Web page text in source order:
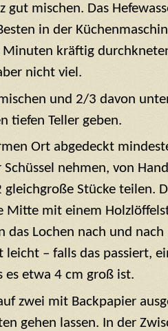
gut mischen. Das
in der
Minuten kräftig
nicht viel.
und 2/3 davon
tiefen Teller geben.
Ort abgedeckt
Schüssel nehmen, von
Stücke teilen.
Mitte mit einem
das Lochen nach und
leicht – falls das passiert,
es etwa 4 cm groß ist.
zwei mit Backpapier
gehen lassen. In der